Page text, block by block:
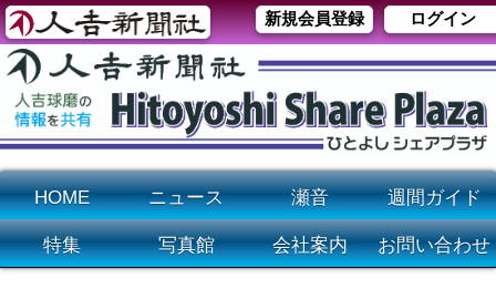
ログイン
新規会員登録
HOME ニュース 瀬音 週間ガイド
特集 写真館 会社案内 お問い合わせ